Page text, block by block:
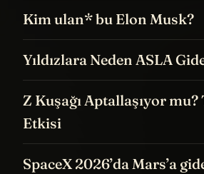
Kim ulan* bu Elon Musk?
Yıldızlara Neden ASLA
Z Kuşağı Aptallaşıyor
Etkisi
SpaceX 2026’da Mars’a